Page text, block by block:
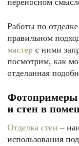
переносном
Работы по
правильном
мастер с ними
посмотрим, как
отделанная
Фотопримеры
и стен в
Отделка стен –
использования